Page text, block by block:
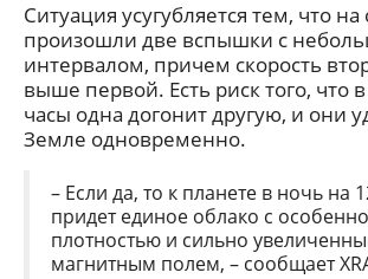
Ситуация усугубляется тем, что
произошли две вспышки с
интервалом, причем скорость
выше первой. Есть риск того, что
часы одна догонит другую, и они
Земле одновременно.
– Если да, то к планете в ночь на
придет единое облако с
плотностью и сильно
магнитным полем, – сообщает